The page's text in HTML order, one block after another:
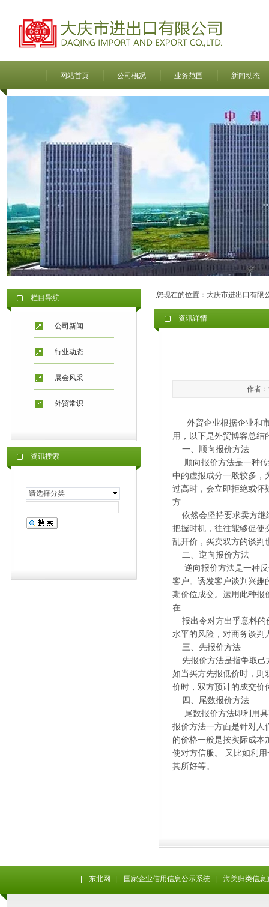
网站首页 公司概况 业务范围 新闻动态
栏目导航
公司新闻
行业动态
展会风采
外贸常识
您现在的位置： 大庆市进出口有限
资讯搜索
请选择分类
资讯详情
作者
外贸企业根据企业和市
用，以下是外贸博客总结
一、顺向报价方法
顺向报价方法是一种传
中的虚报成分一般较多，
过高时，会立即拒绝或怀
方
依然会坚持要求卖方继
把握时机，往往能够促使
乱开价，买卖双方的谈判
二、逆向报价方法
逆向报价方法是一种反
客户。诱发客户谈判兴趣
期价位成交。运用此种报
在
报出令对方出乎意料的
水平的风险，对商务谈判
三、先报价方法
先报价方法是指争取己
如当买方先报低价时，则
价时，双方预计的成交价
四、尾数报价方法
尾数报价方法即利用具
报价方法一方面是针对人
的价格一般是按实际成本
使对方信服。 又比如利
其所好等。
东北网 国家企业信用信息公示系统 海关归类信息